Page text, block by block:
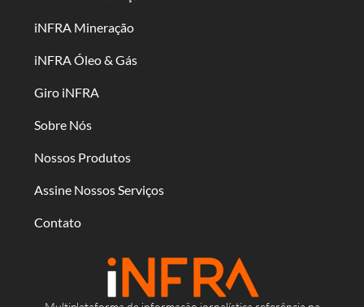
iNFRA Mineração
iNFRA Óleo & Gás
Giro iNFRA
Sobre Nós
Nossos Produtos
Assine Nossos Serviços
Contato